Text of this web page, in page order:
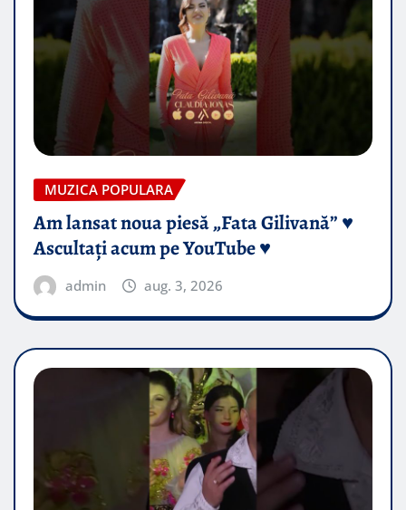
MUZICA POPULARA
Am lansat noua piesă „Fata Gilivană” ♥️
Ascultați acum pe YouTube ♥️
admin aug. 3, 2026